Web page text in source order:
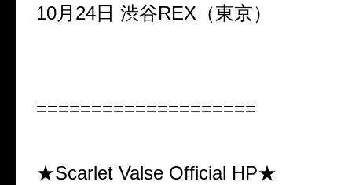
10月 24日 渋谷REX （東京）
====================
★Scarlet Valse Official HP★